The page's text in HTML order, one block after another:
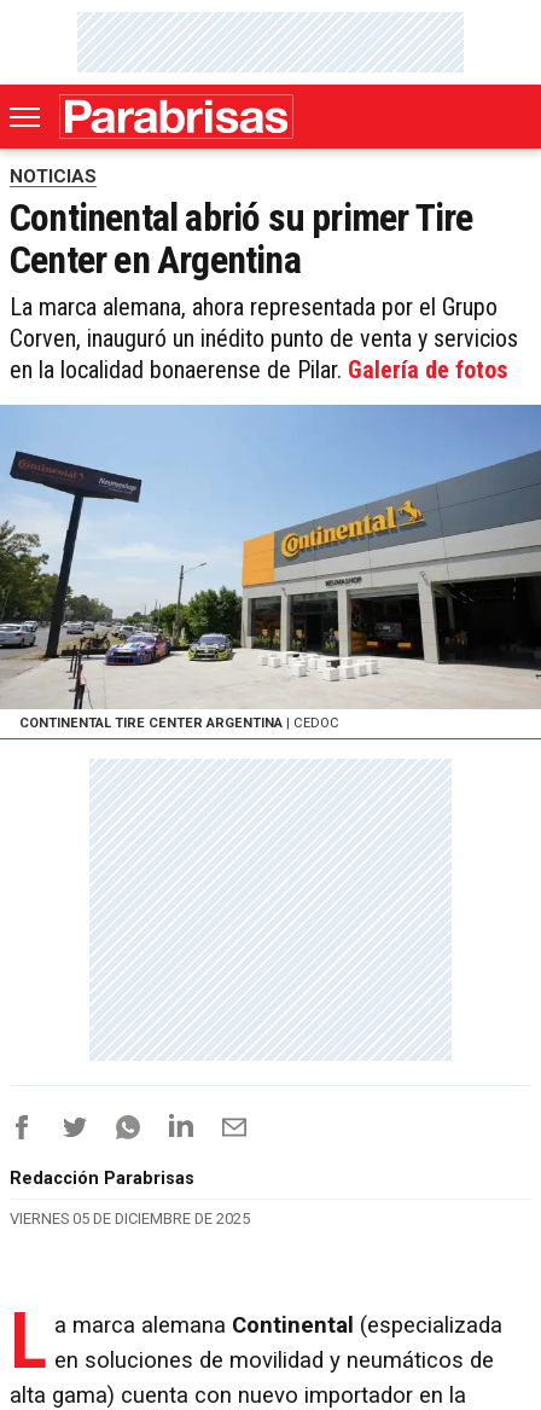
NOTICIAS
Continental abrió su primer Tire
Center en Argentina
La marca alemana, ahora representada por el Grupo
Corven, inauguró un inédito punto de venta y servicios
en la localidad bonaerense de Pilar. Galería de fotos
CONTINENTAL TIRE CENTER ARGENTINA | CEDOC
Redacción Parabrisas
VIERNES 05 DE DICIEMBRE DE 2025
L a marca alemana Continental (especializada
en soluciones de movilidad y neumáticos de
alta gama) cuenta con nuevo importador en la